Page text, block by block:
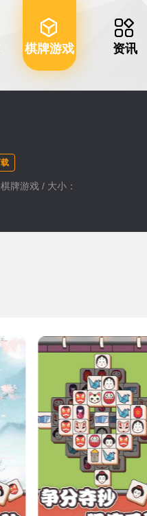
棋牌游戏 资讯
牌游戏 / 大小：